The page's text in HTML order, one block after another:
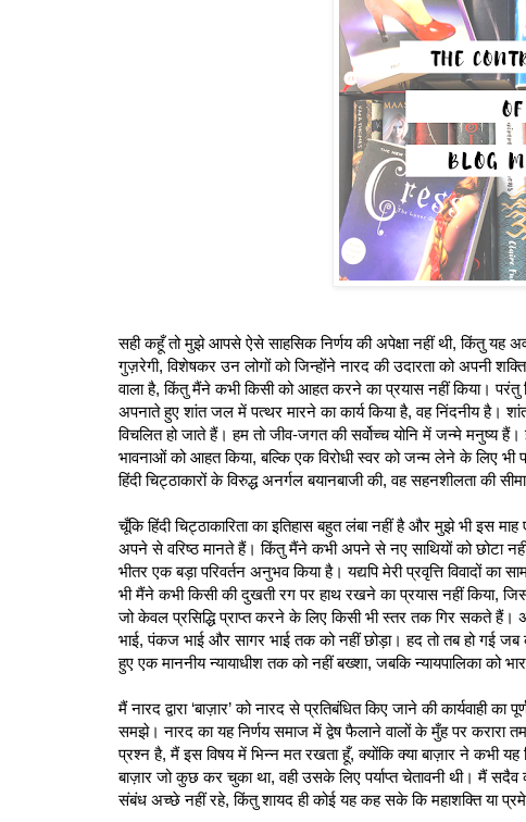
सही कहूँ तो मुझे आपसे ऐसे साहसिक निर्णय की अपेक्षा नहीं थी, किंतु यह
गुज़रेगी, विशेषकर उन लोगों को जिन्होंने नारद की उदारता को अपनी
वाला है, किंतु मैंने कभी किसी को आहत करने का प्रयास नहीं किया। परंतु
अपनाते हुए शांत जल में पत्थर मारने का कार्य किया है, वह निंदनीय है।
विचलित हो जाते हैं। हम तो जीव-जगत की सर्वोच्च योनि में जन्मे मनुष्य
भावनाओं को आहत किया, बल्कि एक विरोधी स्वर को जन्म लेने के लिए
हिंदी चिट्ठाकारों के विरुद्ध अनर्गल बयानबाजी की, वह सहनशीलता की
चूँकि हिंदी चिट्ठाकारिता का इतिहास बहुत लंबा नहीं है और मुझे भी इस
अपने से वरिष्ठ मानते हैं। किंतु मैंने कभी अपने से नए साथियों को छोटा
भीतर एक बड़ा परिवर्तन अनुभव किया है। यद्यपि मेरी प्रवृत्ति विवादों
भी मैंने कभी किसी की दुखती रग पर हाथ रखने का प्रयास नहीं किया,
जो केवल प्रसिद्धि प्राप्त करने के लिए किसी भी स्तर तक गिर सकते
भाई, पंकज भाई और सागर भाई तक को नहीं छोड़ा। हद तो तब हो गई
हुए एक माननीय न्यायाधीश तक को नहीं बख्शा, जबकि न्यायपालिका को
मैं नारद द्वारा ‘बाज़ार’ को नारद से प्रतिबंधित किए जाने की कार्यवाही
समझे। नारद का यह निर्णय समाज में द्वेष फैलाने वालों के मुँह पर करारा
प्रश्न है, मैं इस विषय में भिन्न मत रखता हूँ, क्योंकि क्या बाज़ार ने कभी
बाज़ार जो कुछ कर चुका था, वही उसके लिए पर्याप्त चेतावनी थी। मैं सदैव
संबंध अच्छे नहीं रहे, किंतु शायद ही कोई यह कह सके कि महाशक्ति या